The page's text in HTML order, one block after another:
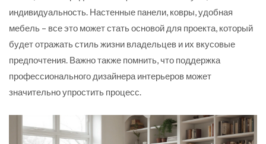
индивидуальность. Настенные панели, ковры, удобная
мебель – все это может стать основой для проекта, который
будет отражать стиль жизни владельцев и их вкусовые
предпочтения. Важно также помнить, что поддержка
профессионального дизайнера интерьеров может
значительно упростить процесс.